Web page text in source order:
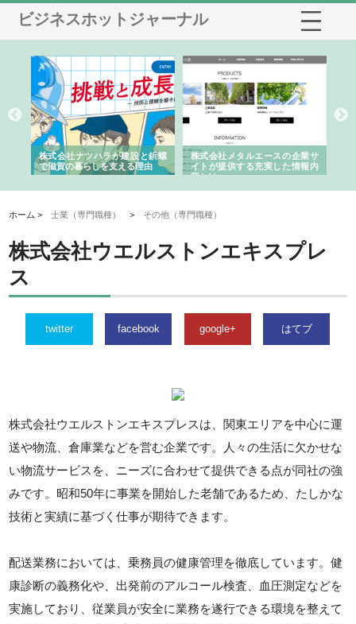
ビジネスホットジャーナル
株式会社ナツハラが建設と鋲螺
で滋賀の暮らしを支える理由
株式会社メタルエースの企業サ
イトが提供する充実した情報内
容とは
ホーム >士業（専門職種） > その他（専門職種）
株式会社ウエルストンエキスプレ
ス
twitter facebook google+ はてブ
株式会社ウエルストンエキスプレスは、関東エリアを中心に運
送や物流、倉庫業などを営む企業です。人々の生活に欠かせな
い物流サービスを、ニーズに合わせて提供できる点が同社の強
みです。昭和50年に事業を開始した老舗であるため、たしかな
技術と実績に基づく仕事が期待できます。
配送業務においては、乗務員の健康管理を徹底しています。健
康診断の義務化や、出発前のアルコール検査、血圧測定などを
実施しており、従業員が安全に業務を遂行できる環境を整えて